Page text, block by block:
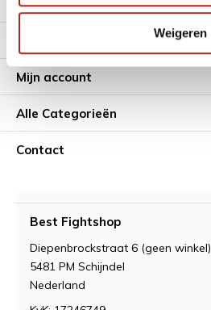
Weigeren
Meer informatie
Mijn account
Alle Categorieën
Contact
Best Fightshop
Diepenbrockstraat 6 (geen winkel)
5481 PM Schijndel
Nederland